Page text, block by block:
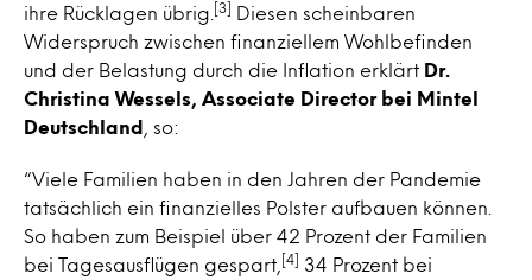
ihre Rücklagen übrig.
[3]
Diesen scheinbaren
Widerspruch zwischen finanziellem Wohlbefinden
und der Belastung durch die Inflation erklärt Dr.
Christina Wessels, Associate Director bei Mintel
Deutschland
, so:
“Viele Familien haben in den Jahren der Pandemie
tatsächlich ein finanzielles Polster aufbauen können.
So haben zum Beispiel über 42 Prozent der Familien
bei Tagesausflügen gespart,
[4]
34 Prozent bei